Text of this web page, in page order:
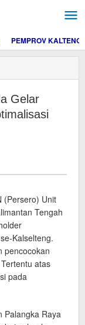
PEMPROV KALTENG
Gelar
(Persero) Unit
Tengah
Kalselteng.
pencocokan
atas
pada
Palangka Raya